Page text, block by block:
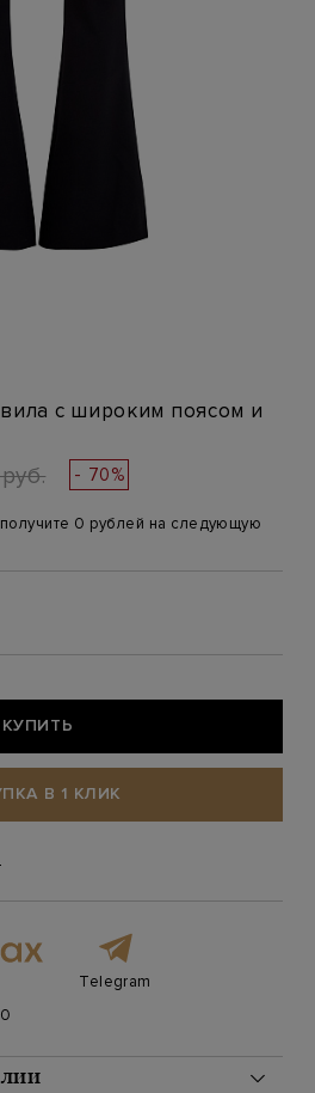
с широким поясом и
- 70%
0 рублей на следующую
КУПИТЬ
В 1 КЛИК
Telegram